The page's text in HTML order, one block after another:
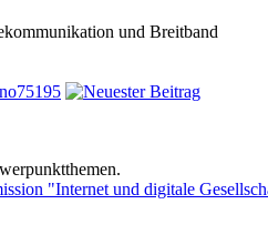
und Breitband
"Internet und digitale